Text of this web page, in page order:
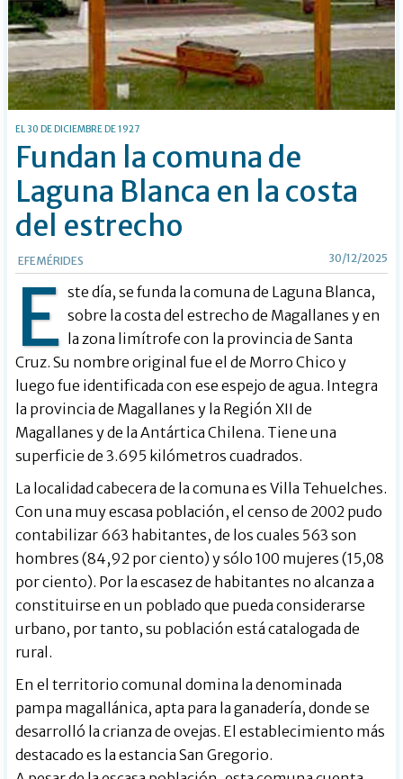
EL 30 DE DICIEMBRE DE 1927
Fundan la comuna de
Laguna Blanca en la costa
del estrecho
EFEMÉRIDES 30/12/2025
E ste día, se funda la comuna de Laguna Blanca,
sobre la costa del estrecho de Magallanes y en
la zona limítrofe con la provincia de Santa
Cruz. Su nombre original fue el de Morro Chico y
luego fue identificada con ese espejo de agua. Integra
la provincia de Magallanes y la Región XII de
Magallanes y de la Antártica Chilena. Tiene una
superficie de 3.695 kilómetros cuadrados.
La localidad cabecera de la comuna es Villa Tehuelches.
Con una muy escasa población, el censo de 2002 pudo
contabilizar 663 habitantes, de los cuales 563 son
hombres (84,92 por ciento) y sólo 100 mujeres (15,08
por ciento). Por la escasez de habitantes no alcanza a
constituirse en un poblado que pueda considerarse
urbano, por tanto, su población está catalogada de
rural.
En el territorio comunal domina la denominada
pampa magallánica, apta para la ganadería, donde se
desarrolló la crianza de ovejas. El establecimiento más
destacado es la estancia San Gregorio.